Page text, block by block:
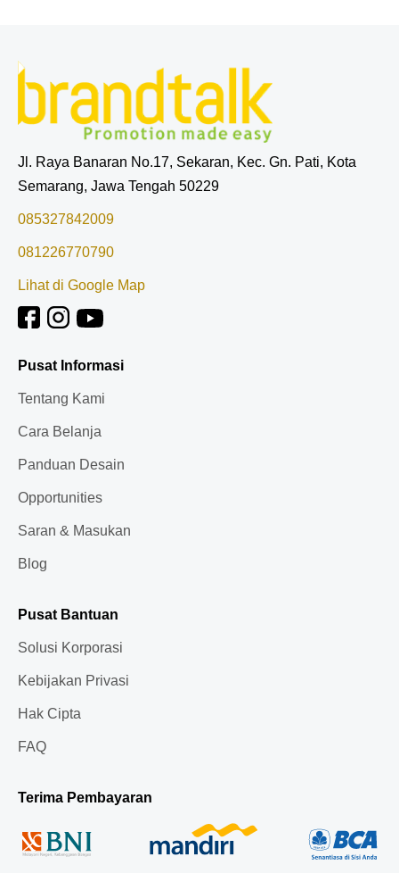
Jl. Raya Banaran No.17, Sekaran, Kec. Gn. Pati, Kota
Semarang, Jawa Tengah 50229
085327842009
081226770790
Lihat di Google Map
Pusat Informasi
Tentang Kami
Cara Belanja
Panduan Desain
Opportunities
Saran & Masukan
Blog
Pusat Bantuan
Solusi Korporasi
Kebijakan Privasi
Hak Cipta
FAQ
Terima Pembayaran